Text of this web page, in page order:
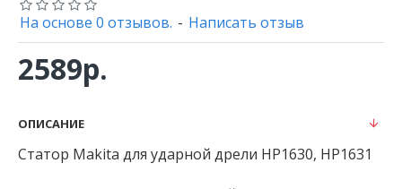
На основе 0 отзывов. - Написать отзыв
2589р.
ОПИСАНИЕ
Статор Makita для ударной дрели HP1630, HP1631